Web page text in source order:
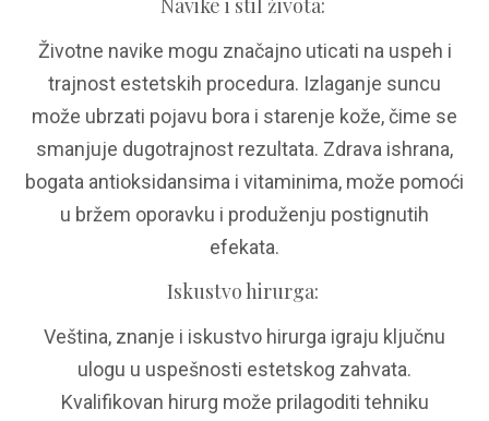
Navike i stil života:
Životne navike mogu značajno uticati na uspeh i
trajnost estetskih procedura. Izlaganje suncu
može ubrzati pojavu bora i starenje kože, čime se
smanjuje dugotrajnost rezultata. Zdrava ishrana,
bogata antioksidansima i vitaminima, može pomoći
u bržem oporavku i produženju postignutih
efekata.
Iskustvo hirurga:
Veština, znanje i iskustvo hirurga igraju ključnu
ulogu u uspešnosti estetskog zahvata.
Kvalifikovan hirurg može prilagoditi tehniku